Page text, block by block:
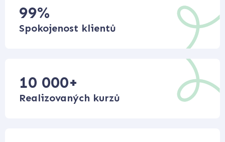
99%
Spokojenost klientů
10 000+
Realizovaných kurzů